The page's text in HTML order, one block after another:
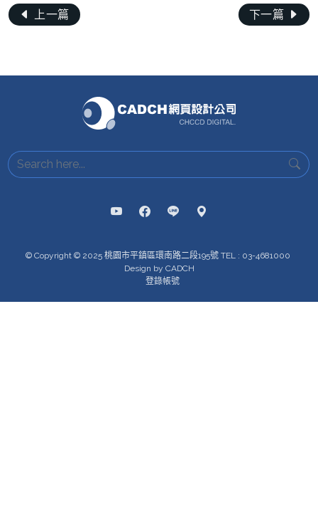
上一篇 下一篇
© Copyright © 2025 桃園市平鎮區環南路二段195號 TEL : 03-4681000
Design by CADCH
登錄帳號